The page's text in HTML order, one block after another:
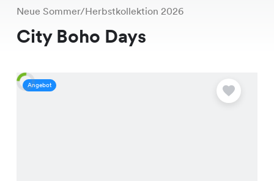
Neue Sommer/Herbstkollektion 2026
City Boho Days
Angebot